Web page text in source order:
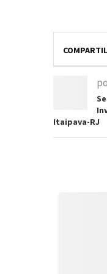
Itaipava-RJ